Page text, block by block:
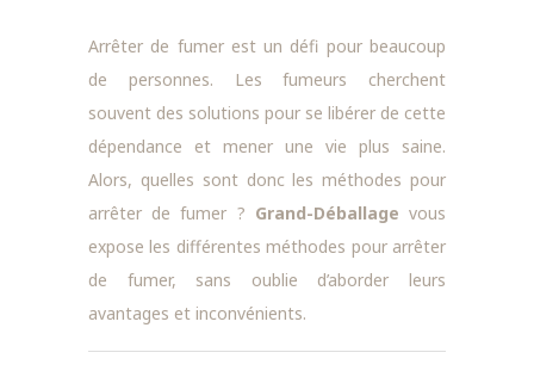
Arrêter de fumer est un défi pour beaucoup
de personnes. Les fumeurs cherchent
souvent des solutions pour se libérer de cette
dépendance et mener une vie plus saine.
Alors, quelles sont donc les méthodes pour
arrêter de fumer ? Grand-Déballage vous
expose les différentes méthodes pour arrêter
de fumer, sans oublie d’aborder leurs
avantages et inconvénients.